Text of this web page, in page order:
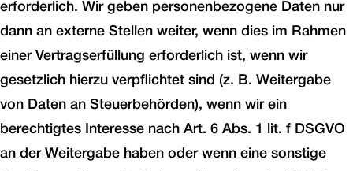
erforderlich. Wir geben personenbezogene Daten nur
dann an externe Stellen weiter, wenn dies im Rahmen
einer Vertragserfüllung erforderlich ist, wenn wir
gesetzlich hierzu verpflichtet sind (z. B. Weitergabe
von Daten an Steuerbehörden), wenn wir ein
berechtigtes Interesse nach Art. 6 Abs. 1 lit. f DSGVO
an der Weitergabe haben oder wenn eine sonstige